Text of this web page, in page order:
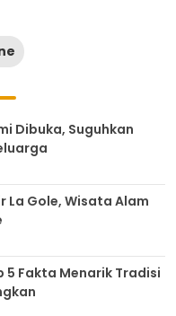
Dibuka, Suguhkan
La Gole, Wisata Alam
5 Fakta Menarik Tradisi